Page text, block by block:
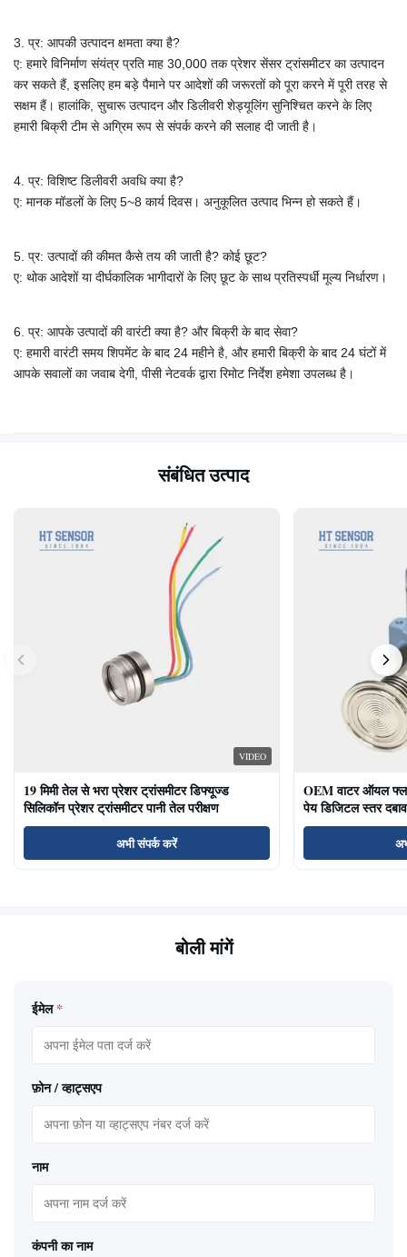
3. प्र: आपकी उत्पादन क्षमता क्या है?
ए: हमारे विनिर्माण संयंत्र प्रति माह 30,000 तक प्रेशर सेंसर ट्रांसमीटर का उत्पादन
कर सकते हैं, इसलिए हम बड़े पैमाने पर आदेशों की जरूरतों को पूरा करने में पूरी तरह से
सक्षम हैं। हालांकि, सुचारू उत्पादन और डिलीवरी शेड्यूलिंग सुनिश्चित करने के लिए
हमारी बिक्री टीम से अग्रिम रूप से संपर्क करने की सलाह दी जाती है।
4. प्र: विशिष्ट डिलीवरी अवधि क्या है?
ए: मानक मॉडलों के लिए 5~8 कार्य दिवस। अनुकूलित उत्पाद भिन्न हो सकते हैं।
5. प्र: उत्पादों की कीमत कैसे तय की जाती है? कोई छूट?
ए: थोक आदेशों या दीर्घकालिक भागीदारों के लिए छूट के साथ प्रतिस्पर्धी मूल्य निर्धारण।
6. प्र: आपके उत्पादों की वारंटी क्या है? और बिक्री के बाद सेवा?
ए: हमारी वारंटी समय शिपमेंट के बाद 24 महीने है, और हमारी बिक्री के बाद 24 घंटों में
आपके सवालों का जवाब देगी, पीसी नेटवर्क द्वारा रिमोट निर्देश हमेशा उपलब्ध है।
संबंधित उत्पाद
VIDEO
19 मिमी तेल से भरा प्रेशर ट्रांसमीटर डिफ्यूज्ड
सिलिकॉन प्रेशर ट्रांसमीटर पानी तेल परीक्षण
अभी संपर्क करें
OEM वाटर ऑयल
पेय डिजिटल स्तर
बोली मांगें
ईमेल *
फ़ोन / व्हाट्सएप
नाम
कंपनी का नाम